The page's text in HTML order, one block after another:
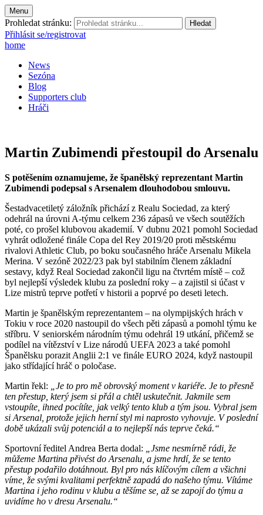
Menu
Prohledat stránku:
Přihlásit se/registrovat
home
News
Sezóna
Blog
Supporters club
Hráči
Martin Zubimendi přestoupil do Arsenalu
S potěšením oznamujeme, že španělský reprezentant Martin
Zubimendi podepsal s Arsenalem dlouhodobou smlouvu.
Šestadvacetiletý záložník přichází z Realu Sociedad, za který
odehrál na úrovni A-týmu celkem 236 zápasů ve všech soutěžích
poté, co prošel klubovou akademií. V dubnu 2021 pomohl Sociedad
vyhrát odložené finále Copa del Rey 2019/20 proti městskému
rivalovi Athletic Club, po boku současného hráče Arsenalu Mikela
Merina. V sezóně 2022/23 pak byl stabilním členem základní
sestavy, když Real Sociedad zakončil ligu na čtvrtém místě – což
byl nejlepší výsledek klubu za poslední roky – a zajistil si účast v
Lize mistrů teprve potřetí v historii a poprvé po deseti letech.
Martin je španělským reprezentantem – na olympijských hrách v
Tokiu v roce 2020 nastoupil do všech pěti zápasů a pomohl týmu ke
stříbru. V seniorském národním týmu odehrál 19 utkání, přičemž se
podílel na vítězství v Lize národů UEFA 2023 a také pomohl
Španělsku porazit Anglii 2:1 ve finále EURO 2024, když nastoupil
jako střídající hráč o poločase.
Martin řekl:
„Je to pro mě obrovský moment v kariéře. Je to přesně
ten přestup, který jsem si přál a chtěl uskutečnit. Jakmile sem
vstoupíte, ihned pocítíte, jak velký tento klub a tým jsou. Vybral jsem
si Arsenal, protože jejich herní styl mi naprosto vyhovuje. V poslední
době ukázali svůj potenciál a to nejlepší nás teprve čeká.“
Sportovní ředitel Andrea Berta dodal: „Jsme nesmírně rádi, že
můžeme Martina přivést do Arsenalu, a jsme hrdí, že se tento
přestup podařilo dotáhnout. Byl pro nás klíčovým cílem a všichni
víme, že svými kvalitami perfektně zapadá do našeho týmu. Vítáme
Martina i jeho rodinu v klubu a těšíme se, až se zapojí do týmu a
uvidíme ho v dresu Arsenalu.“